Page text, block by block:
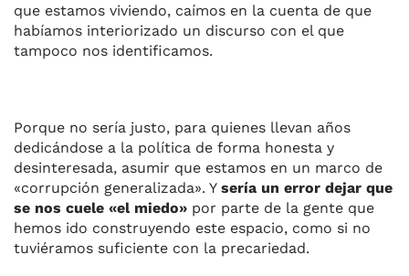
que estamos viviendo, caímos en la cuenta de que
habíamos interiorizado un discurso con el que
tampoco nos identificamos.
Porque no sería justo, para quienes llevan años
dedicándose a la política de forma honesta y
desinteresada, asumir que estamos en un marco de
«corrupción generalizada». Y sería un error dejar que
se nos cuele «el miedo» por parte de la gente que
hemos ido construyendo este espacio, como si no
tuviéramos suficiente con la precariedad.